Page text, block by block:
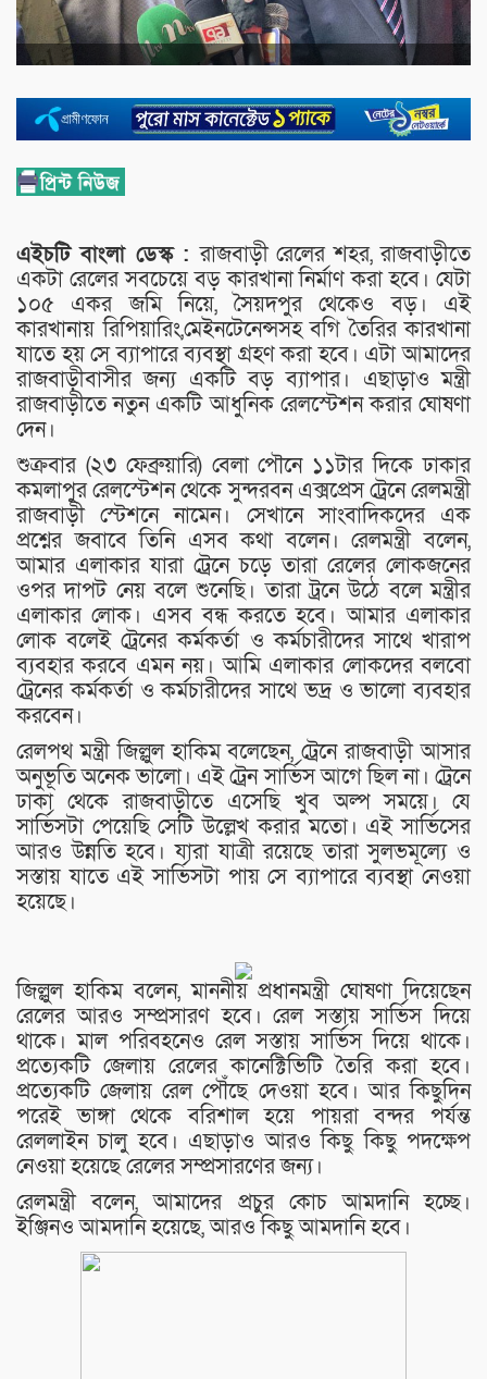
এইচটি বাংলা ডেস্ক :রাজবাড়ী রেলের শহর, রাজবাড়ীতে
একটা রেলের সবচেয়ে বড় কারখানা নির্মাণ করা হবে। যেটা
১০৫ একর জমি নিয়ে, সৈয়দপুর থেকেও বড়। এই
কারখানায় রিপিয়ারিং,মেইনটেনেন্সসহ বগি তৈরির কারখানা
যাতে হয় সে ব্যাপারে ব্যবস্থা গ্রহণ করা হবে। এটা আমাদের
রাজবাড়ীবাসীর জন্য একটি বড় ব্যাপার। এছাড়াও মন্ত্রী
রাজবাড়ীতে নতুন একটি আধুনিক রেলস্টেশন করার ঘোষণা
দেন।
শুক্রবার (২৩ ফেব্রুয়ারি) বেলা পৌনে ১১টার দিকে ঢাকার
কমলাপুর রেলস্টেশন থেকে সুন্দরবন এক্সপ্রেস ট্রেনে রেলমন্ত্রী
রাজবাড়ী স্টেশনে নামেন। সেখানে সাংবাদিকদের এক
প্রশ্নের জবাবে তিনি এসব কথা বলেন। রেলমন্ত্রী বলেন,
আমার এলাকার যারা ট্রেনে চড়ে তারা রেলের লোকজনের
ওপর দাপট নেয় বলে শুনেছি। তারা ট্রনে উঠে বলে মন্ত্রীর
এলাকার লোক। এসব বন্ধ করতে হবে। আমার এলাকার
লোক বলেই ট্রেনের কর্মকর্তা ও কর্মচারীদের সাথে খারাপ
ব্যবহার করবে এমন নয়। আমি এলাকার লোকদের বলবো
ট্রেনের কর্মকর্তা ও কর্মচারীদের সাথে ভদ্র ও ভালো ব্যবহার
করবেন।
রেলপথ মন্ত্রী জিল্লুল হাকিম বলেছেন, ট্রেনে রাজবাড়ী আসার
অনুভূতি অনেক ভালো। এই ট্রেন সার্ভিস আগে ছিল না। ট্রেনে
ঢাকা থেকে রাজবাড়ীতে এসেছি খুব অল্প সময়ে। যে
সার্ভিসটা পেয়েছি সেটি উল্লেখ করার মতো। এই সার্ভিসের
আরও উন্নতি হবে। যারা যাত্রী রয়েছে তারা সুলভমূল্যে ও
সস্তায় যাতে এই সার্ভিসটা পায় সে ব্যাপারে ব্যবস্থা নেওয়া
হয়েছে।
জিল্লুল হাকিম বলেন, মাননীয় প্রধানমন্ত্রী ঘোষণা দিয়েছেন
রেলের আরও সম্প্রসারণ হবে। রেল সস্তায় সার্ভিস দিয়ে
থাকে। মাল পরিবহনেও রেল সস্তায় সার্ভিস দিয়ে থাকে।
প্রত্যেকটি জেলায় রেলের কানেক্টিভিটি তৈরি করা হবে।
প্রত্যেকটি জেলায় রেল পৌঁছে দেওয়া হবে। আর কিছুদিন
পরেই ভাঙ্গা থেকে বরিশাল হয়ে পায়রা বন্দর পর্যন্ত
রেললাইন চালু হবে। এছাড়াও আরও কিছু কিছু পদক্ষেপ
নেওয়া হয়েছে রেলের সম্প্রসারণের জন্য।
রেলমন্ত্রী বলেন, আমাদের প্রচুর কোচ আমদানি হচ্ছে।
ইঞ্জিনও আমদানি হয়েছে, আরও কিছু আমদানি হবে।